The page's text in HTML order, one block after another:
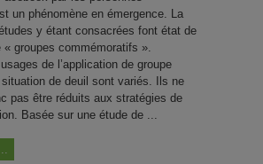
un phénomène en émergence. La
y étant consacrées font état de
« groupes commémoratifs ».
de l’application de groupe
situation de deuil sont variés. Ils ne
pas être réduits aux stratégies de
Basée sur une étude de ...